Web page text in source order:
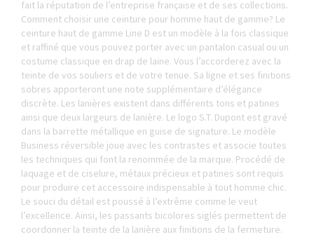
fait la réputation de l’entreprise française et de ses collections.
Comment choisir une ceinture pour homme haut de gamme? Le
ceinture haut de gamme Line D est un modèle à la fois classique
et raffiné que vous pouvez porter avec un pantalon casual ou un
costume classique en drap de laine. Vous l’accorderez avec la
teinte de vos souliers et de votre tenue. Sa ligne et ses finitions
sobres apporteront une note supplémentaire d’élégance
discrète. Les lanières existent dans différents tons et patines
ainsi que deux largeurs de lanière. Le logo S.T. Dupont est gravé
dans la barrette métallique en guise de signature. Le modèle
Business réversible joue avec les contrastes et associe toutes
les techniques qui font la renommée de la marque. Procédé de
laquage et de ciselure, métaux précieux et patines sont requis
pour produire cet accessoire indispensable à tout homme chic.
Le souci du détail est poussé à l’extrême comme le veut
l’excellence. Ainsi, les passants bicolores siglés permettent de
coordonner la teinte de la lanière aux finitions de la fermeture.